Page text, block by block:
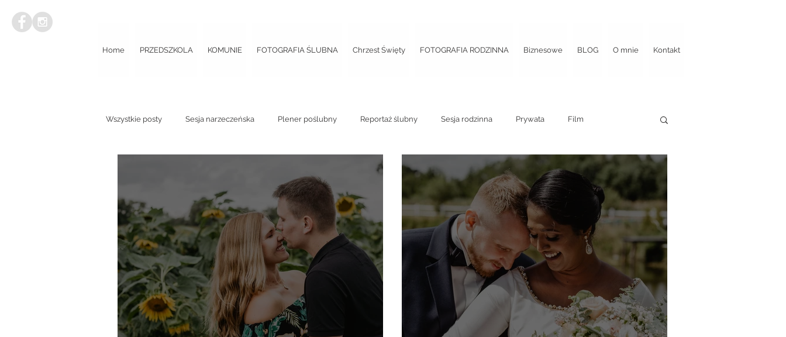
Home PRZEDSZKOLA KOMUNIE FOTOGRAFIA ŚLUBNA Chrzest Święty FOTOGRAFIA RODZINNA Biznesowe BLOG O mnie Kontakt
Wszystkie posty Sesja narzeczeńska Plener poślubny Reportaż ślubny Sesja rodzinna Prywata Film
Chrzest Sesja ciążowa Reportaż ślubny
Plener poślubny Sesja narzeczeńska Wieczór panieński Sesja ciążowa Mini sesja w dniu ślubu
Poradnik dla Par Młodych Sesja studyjna Ślub kościelny Ślub cywilny Ślub plenerowy